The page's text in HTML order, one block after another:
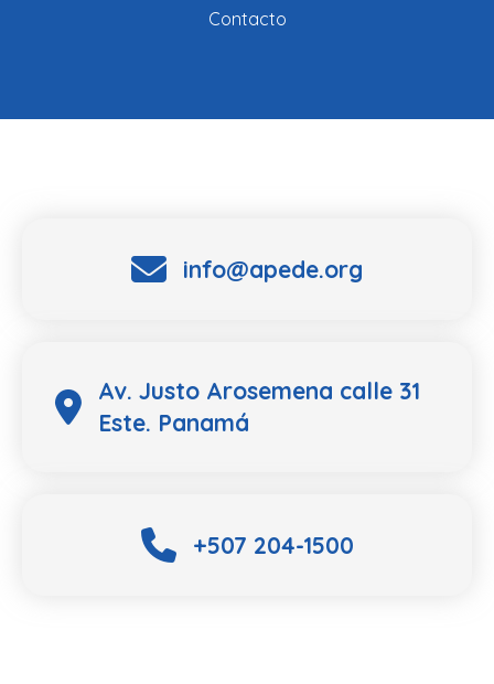
Contacto
info@apede.org
Av. Justo Arosemena calle 31
Este. Panamá
+507 204-1500